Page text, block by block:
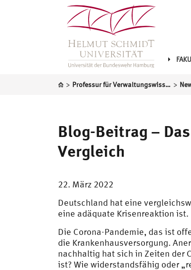
> Professur für Verwaltungswissenschaft >
Blog-Beitrag –
Vergleich
22. März 2022
Deutschland hat eine
eine adäquate Krisenreaktion
Die Corona-Pandemie, das ist
die Krankenhausversorgung.
nachhaltig hat sich in Zeiten der
ist? Wie widerstandsfähig oder